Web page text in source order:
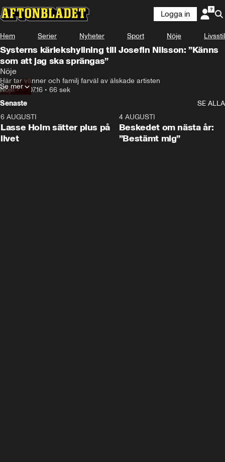
Logga in
Hem Serier Nyheter Sport Nöje Livsstil
Systerns kärlekshyllning till Josefin Nilsson: ”Känns
som att jag ska sprängas”
Nöje
Här tar vänner och familj farväl av älskade artisten
Nöje•14.07.16 • 66 sek
Se mer
Senaste
SE ALLA
6 AUGUSTI
Lasse Holm sätter plus på
livet
4 AUGUSTI
Beskedet om nästa år:
”Bestämt mig”